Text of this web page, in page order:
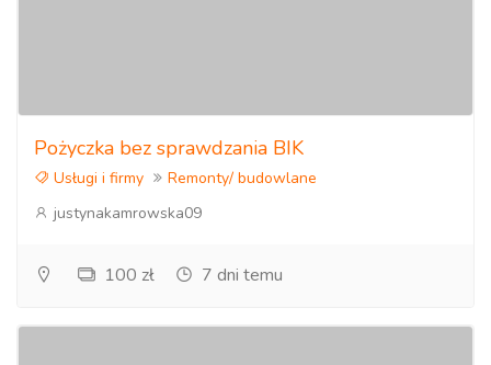
Pożyczka bez sprawdzania BIK
Usługi i firmy
Remonty/ budowlane
justynakamrowska09
100 zł 7 dni temu